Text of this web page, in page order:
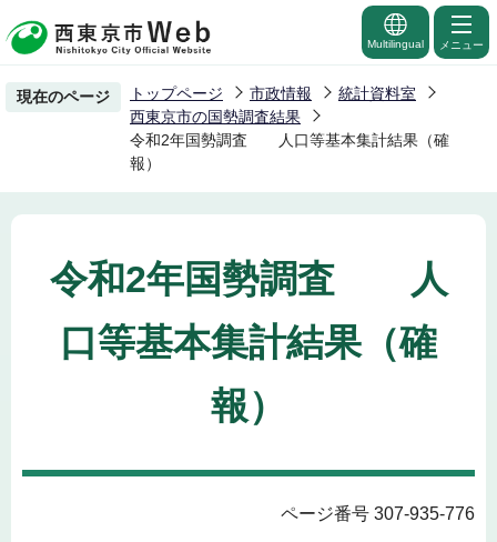
の
ー
先
頭
Multilingual メニュー
現在のページ トップページ 市政情報
統計資料室
西東京市の国勢調査結果
令和2年国勢調査 人口等基本集計結果（確
報）
令和2年国勢調査 人
口等基本集計結果（確
報）
ページ番号 307-935-776